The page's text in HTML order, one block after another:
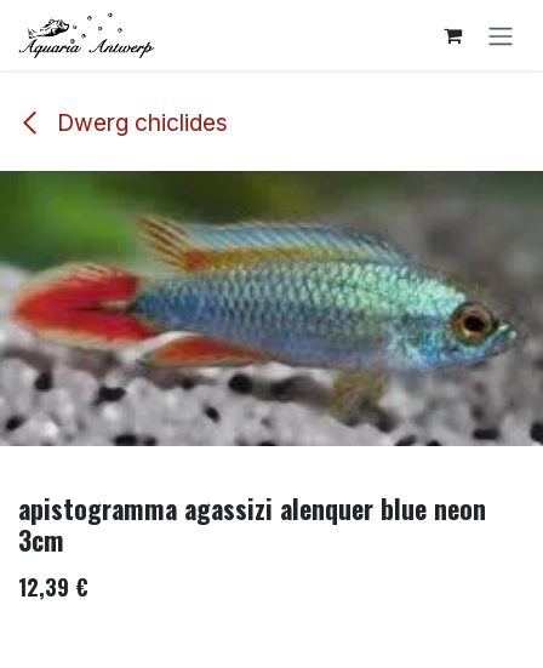
Overslaan naar inhoud
Dwerg chiclides
apistogramma agassizi alenquer blue neon
3cm
12,39 €